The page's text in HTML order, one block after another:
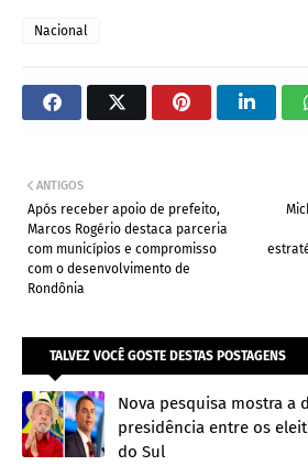
Nacional
ANTIGOS
Após receber apoio de prefeito,
Marcos Rogério destaca parceria
com municípios e compromisso
com o desenvolvimento de
Rondônia
TALVEZ VOCÊ GOSTE DESTAS POSTAGENS
Nova pesquisa mostra a
presidência entre os
do Sul